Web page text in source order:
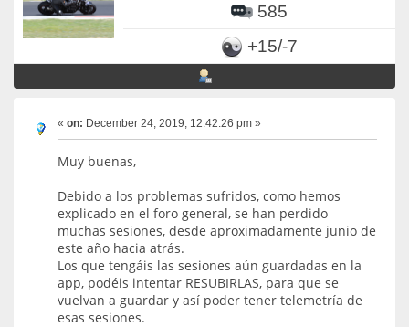
585
+15/-7
« on: December 24, 2019, 12:42:26 pm »
Muy buenas,
Debido a los problemas sufridos, como hemos
explicado en el foro general, se han perdido
muchas sesiones, desde aproximadamente junio de
este año hacia atrás.
Los que tengáis las sesiones aún guardadas en la
app, podéis intentar RESUBIRLAS, para que se
vuelvan a guardar y así poder tener telemetría de
esas sesiones.